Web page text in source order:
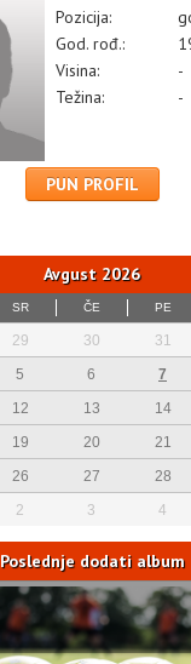
Pozicija:
God. rođ.:
Visina:
-
Težina:
-
PUN PROFIL
Avgust 2026
SR ČE PE
29 30 31
5 6 7
12 13 14
19 20 21
26 27 28
2 3 4
Poslednje dodati album